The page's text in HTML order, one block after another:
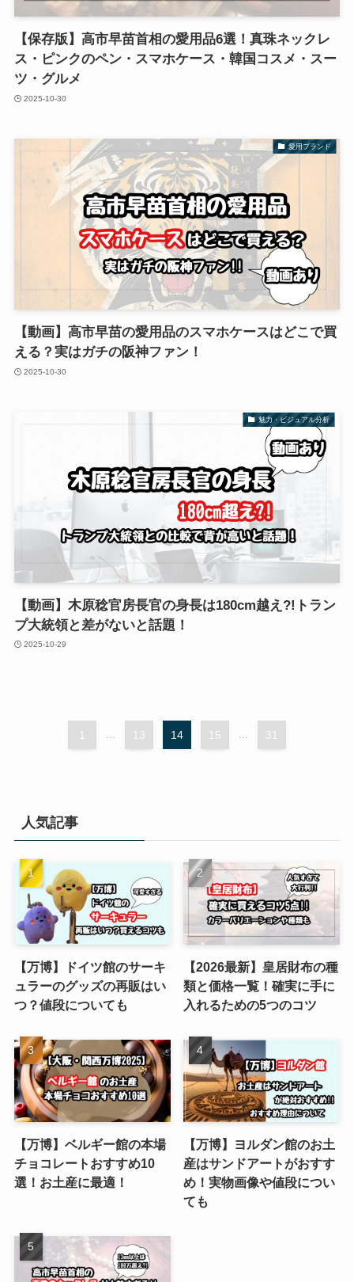
【保存版】高市早苗首相の愛用品6選！真珠ネックレ
ス・ピンクのペン・スマホケース・韓国コスメ・スー
ツ・グルメ
2025-10-30
愛用ブランド
【動画】高市早苗の愛用品のスマホケースはどこで買
える？実はガチの阪神ファン！
2025-10-30
魅力・ビジュアル分析
【動画】木原稔官房長官の身長は180cm越え?!トラン
プ大統領と差がないと話題！
2025-10-29
1 13 14 15 31
人気記事
【万博】ドイツ館のサーキ
ュラーのグッズの再販はい
つ？値段についても
【2026最新】皇居財布の種
類と価格一覧！確実に手に
入れるための5つのコツ
【万博】ベルギー館の本場
チョコレートおすすめ10
選！お土産に最適！
【万博】ヨルダン館のお土
産はサンドアートがおすす
め！実物画像や値段につい
ても